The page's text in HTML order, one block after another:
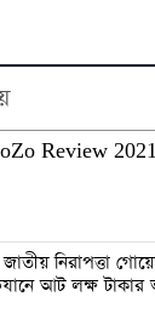
Review 2021
জাতীয় নিরাপত্তা
আট লক্ষ টাকার